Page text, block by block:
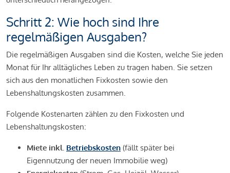
Schritt 2: Wie hoch sind Ihre
regelmäßigen Ausgaben?
Die regelmäßigen Ausgaben sind die Kosten, welche Sie jeden
Monat für Ihr alltägliches Leben zu tragen haben. Sie setzen
sich aus den monatlichen Fixkosten sowie den
Lebenshaltungskosten zusammen.
Folgende Kostenarten zählen zu den Fixkosten und
Lebenshaltungskosten:
Miete inkl. Betriebskosten (fällt später bei
Eigennutzung der neuen Immobilie weg)